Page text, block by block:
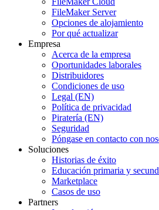
FileMaker Server
Opciones de alojamiento
Por qué actualizar
Empresa
Acerca de la empresa
Oportunidades laborales
Distribuidores
Condiciones de uso
Legal (EN)
Política de privacidad
Piratería (EN)
Seguridad
Póngase en contacto con
Soluciones
Historias de éxito
Educación primaria y
Marketplace
Casos de uso
Partners